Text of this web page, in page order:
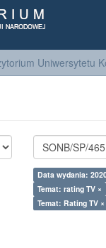
Uniwersytetu
Data wydania:
Temat: rating TV ×
Temat: Rating TV ×